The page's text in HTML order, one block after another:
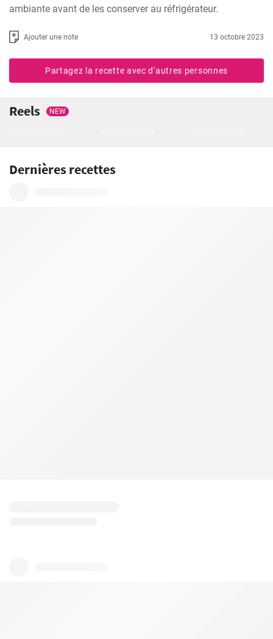
ambiante avant de les conserver au réfrigérateur.
Ajouter une note 13 octobre 2023
Partagez la recette avec d'autres personnes
Reels NEW
Dernières recettes